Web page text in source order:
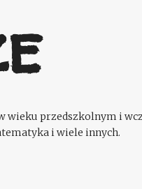
przedszkolnym i
i wiele innych.